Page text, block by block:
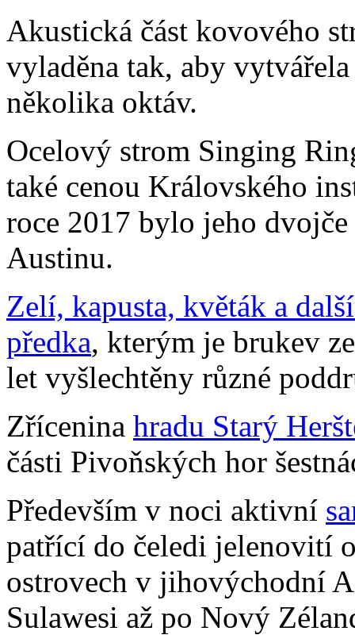
Akustická část kovového
vyladěna tak, aby
několika oktáv.
Ocelový strom Singing
také cenou Královského
roce 2017 bylo jeho
Austinu.
Zelí, kapusta, květák a
předka, kterým je brukev
let vyšlechtěny různé
Zřícenina hradu Starý
části Pivoňských hor
Především v noci aktivní
patřící do čeledi jelenovití
ostrovech v jihovýchodní
Sulawesi až po Nový